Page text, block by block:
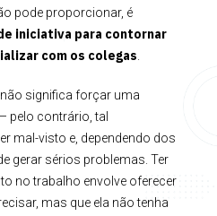
pode proporcionar, é
iniciativa para contornar
com os colegas.
significa forçar uma
pelo contrário, tal
mal-visto e, dependendo dos
gerar sérios problemas. Ter
no trabalho envolve oferecer
mas que ela não tenha